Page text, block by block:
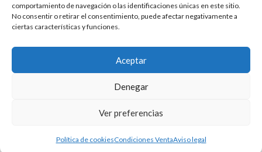
comportamiento de navegación o las identificaciones únicas en este sitio.
No consentir o retirar el consentimiento, puede afectar negativamente a
ciertas características y funciones.
Aceptar
Denegar
Ver preferencias
Política de cookiesCondiciones VentaAviso legal
POLÍTICAS
2025 | Evolucion-A Competicion: Fabricación y distribución,
comercialización de repuestos para automóvil
My account